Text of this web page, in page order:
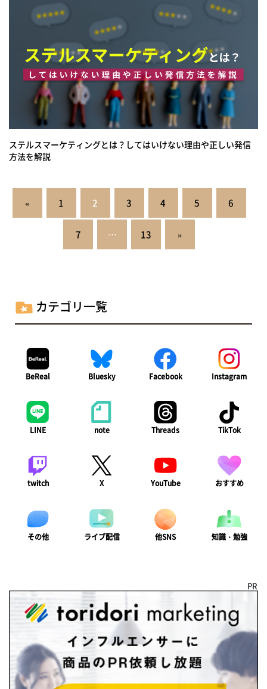
ステルスマーケティングとは？してはいけない理由や正しい発信
方法を解説
投
稿
ジ
送
り
« 1 2 3 4 5 6
7 … 13 »
カテゴリ一覧
BeReal Bluesky Facebook Instagram
LINE note Threads TikTok
twitch X YouTube おすすめ
その他 ライブ配信 他SNS 知識・勉強
PR